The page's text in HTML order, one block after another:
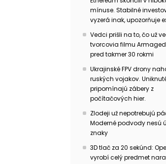
mínuse. Stabilné
vyzerá inak, upozorňuje
Vedci prišli na to, čo už
tvorcovia filmu
pred takmer 30 rokmi
Ukrajinské FPV drony
ruských vojakov.
pripomínajú zábery z
počítačových hier.
Zlodeji už nepotrebujú
Moderné podvody nesú
znaky
3D tlač za 20 sekúnd:
vyrobí celý predmet